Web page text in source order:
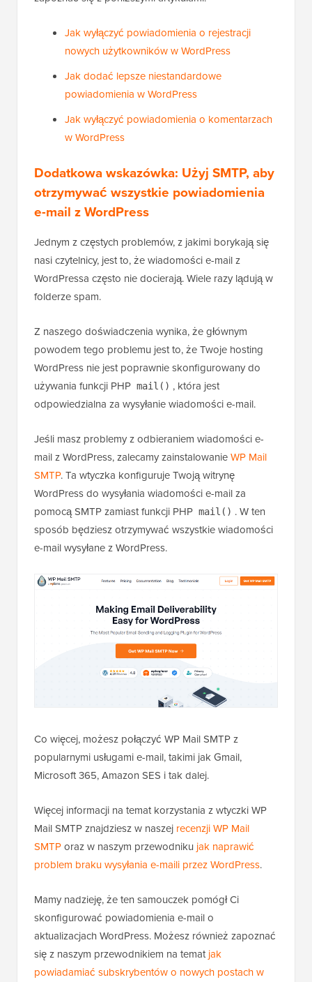
Jak wyłączyć powiadomienia o rejestracji
nowych użytkowników w WordPress
Jak dodać lepsze niestandardowe
powiadomienia w WordPress
Jak wyłączyć powiadomienia o komentarzach
w WordPress
Dodatkowa wskazówka: Użyj SMTP, aby
otrzymywać wszystkie powiadomienia
e-mail z WordPress
Jednym z częstych problemów, z jakimi borykają się
nasi czytelnicy, jest to, że wiadomości e-mail z
WordPressa często nie docierają. Wiele razy lądują w
folderze spam.
Z naszego doświadczenia wynika, że głównym
powodem tego problemu jest to, że Twoje hosting
WordPress nie jest poprawnie skonfigurowany do
używania funkcji PHP mail() , która jest
odpowiedzialna za wysyłanie wiadomości e-mail.
Jeśli masz problemy z odbieraniem wiadomości e-
mail z WordPress, zalecamy zainstalowanieWP Mail
SMTP. Ta wtyczka konfiguruje Twoją witrynę
WordPress do wysyłania wiadomości e-mail za
pomocą SMTP zamiast funkcji PHP mail() . W ten
sposób będziesz otrzymywać wszystkie wiadomości
e-mail wysyłane z WordPress.
Co więcej, możesz połączyć WP Mail SMTP z
popularnymi usługami e-mail, takimi jak Gmail,
Microsoft 365, Amazon SES i tak dalej.
Więcej informacji na temat korzystania z wtyczki WP
Mail SMTP znajdziesz w naszej recenzji WP Mail
SMTPoraz w naszym przewodniku jak naprawić
problem braku wysyłania e-maili przez WordPress.
Mamy nadzieję, że ten samouczek pomógł Ci
skonfigurować powiadomienia e-mail o
aktualizacjach WordPress. Możesz również zapoznać
się z naszym przewodnikiem na tematjak
powiadamiać subskrybentów o nowych postach w